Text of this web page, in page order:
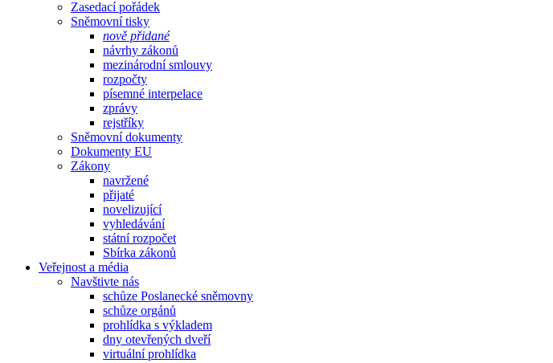
Zasedací pořádek
Sněmovní tisky
nově přidané
návrhy zákonů
mezinárodní smlouvy
rozpočty
písemné interpelace
zprávy
rejstříky
Sněmovní dokumenty
Dokumenty EU
Zákony
navržené
přijaté
novelizující
vyhledávání
státní rozpočet
Sbírka zákonů
Veřejnost a média
Navštivte nás
schůze Poslanecké sněmovny
schůze orgánů
prohlídka s výkladem
dny otevřených dveří
virtuální prohlídka